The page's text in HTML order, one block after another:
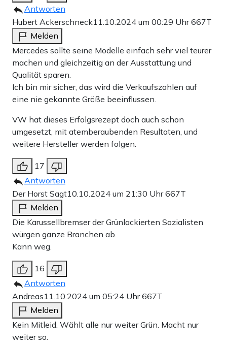
Antworten
Hubert Ackerschneck11.10.2024 um 00:29 Uhr667T
Melden
Mercedes sollte seine Modelle einfach sehr viel teurer
machen und gleichzeitig an der Ausstattung und
Qualität sparen.
Ich bin mir sicher, das wird die Verkaufszahlen auf
eine nie gekannte Größe beeinflussen.
VW hat dieses Erfolgsrezept doch auch schon
umgesetzt, mit atemberaubenden Resultaten, und
weitere Hersteller werden folgen.
17
Antworten
Der Horst Sagt10.10.2024 um 21:30 Uhr667T
Melden
Die Karussellbremser der Grünlackierten Sozialisten
würgen ganze Branchen ab.
Kann weg.
16
Antworten
Andreas11.10.2024 um 05:24 Uhr667T
Melden
Kein Mitleid. Wählt alle nur weiter Grün. Macht nur
weiter so.